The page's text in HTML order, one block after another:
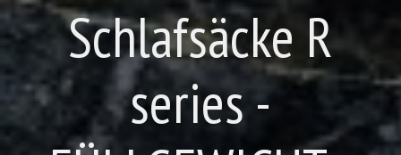
Schlafsäcke R
series -